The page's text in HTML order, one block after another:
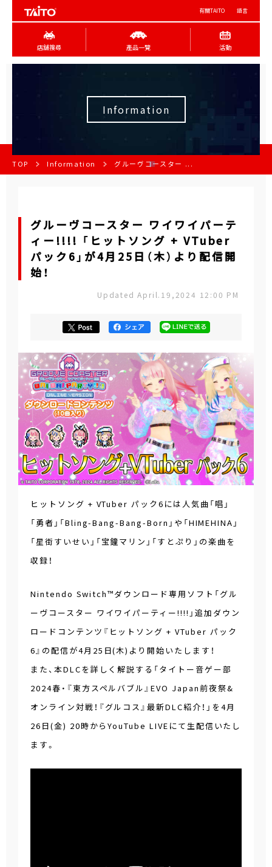
有關TAITO 語言
店舖搜尋 產品一覽 活動
Information
TOP Information グルーヴコースター ...
グルーヴコースター ワイワイパーテ
ィー!!!! 「ヒットソング + VTuber
パック6」が4月25日（木）より配信開
始！
Updated April.19,2024 12:00 PM
ヒットソング + VTuber パック6には人気曲「唱」
「勇者」「Bling-Bang-Bang-Born」や「HIMEHINA」
「星街すいせい」「宝鐘マリン」「すとぷり」の楽曲を
収録！
Nintendo Switch™ダウンロード専用ソフト「グル
ーヴコースター ワイワイパーティー!!!!」追加ダウン
ロードコンテンツ『ヒットソング + VTuber パック
6』の配信が4月25日(木) より開始いたします！
また、本DLCを詳しく解説する「タイトー音ゲー部
2024春・『東方スペルバブル』EVO Japan前夜祭&
オンライン対戦！『グルコス』最新DLC紹介！」を4月
26日(金) 20時からYouTube LIVEにて生配信いたし
ます。